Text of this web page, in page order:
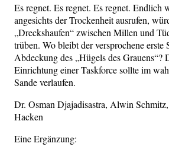
Es regnet. Es regnet. Es regnet. Endlich
angesichts der Trockenheit ausrufen,
„Dreckshaufen“ zwischen Millen und
trüben. Wo bleibt der versprochene erste
Abdeckung des „Hügels des Grauens“?
Einrichtung einer Taskforce sollte im
Sande verlaufen.
Dr. Osman Djajadisastra, Alwin
Hacken
Eine Ergänzung: